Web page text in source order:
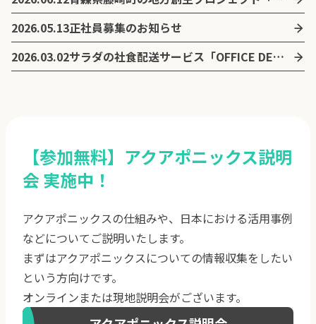
2026.05.13正社員募集のお知らせ
2026.03.02
サラダの社食配送サービス「OFFICE DELIVERY」を開始
【参加無料】アクアポニックス説明
会 実施中！
アクアポニックスの仕組みや、日本における活用事例
などについてご説明いたします。
まずはアクアポニックスについての情報収集をしたい
という方向けです。
オンラインまたは現地説明会がございます。